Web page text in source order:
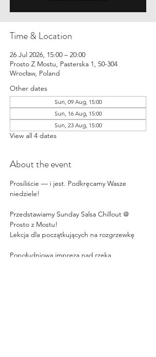
Time & Location
26 Jul 2026, 15:00 – 20:00
Prosto Z Mostu, Pasterska 1, 50-304
Wrocław, Poland
Other dates
Sun, 09 Aug, 15:00
Sun, 16 Aug, 15:00
Sun, 23 Aug, 15:00
View all 4 dates
About the event
Prosiliście — i jest. Podkręcamy Wasze
niedziele!
Przedstawiamy Sunday Salsa Chillout @
Prosto z Mostu!
Lekcja dla początkujących na rozgrzewkę
Popołudniowa impreza nad rzeką